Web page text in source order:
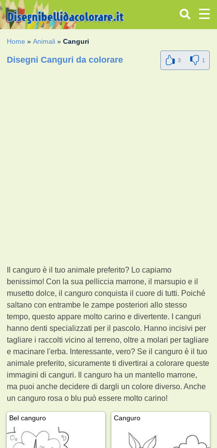
Home »Animali »Canguri
Disegni Canguri da colorare 3 1
Il canguro è il tuo animale preferito? Lo capiamo
benissimo! Con la sua pelliccia marrone, il marsupio e il
musetto dolce, il canguro conquista il cuore di tutti. Poiché
saltano con entrambe le zampe posteriori allo stesso
tempo, questo appare molto carino e divertente. I canguri
hanno denti specializzati per il pascolo. Hanno incisivi per
tagliare i raccolti vicino al terreno, oltre a molari per tagliare
e macinare l'erba. Interessante, vero? Se il canguro è il tuo
animale preferito, sicuramente ti divertirai a colorare queste
immagini di canguri. Il canguro ha un mantello marrone,
ma puoi anche decidere di dargli un colore diverso. Anche
un canguro rosa o blu può essere molto carino!
Bel canguro Canguro